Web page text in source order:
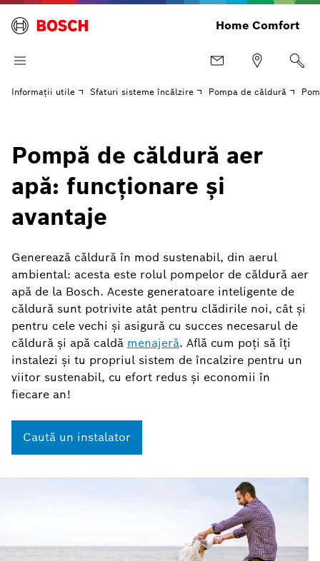
Home Comfort
Informaţii utile Sfaturi sisteme încălzire Pompa de căldură
Pompă de căldură aer
apă: funcționare și
avantaje
Generează căldură în mod sustenabil, din aerul
ambiental: acesta este rolul pompelor de căldură aer
apă de la Bosch. Aceste generatoare inteligente de
căldură sunt potrivite atât pentru clădirile noi, cât și
pentru cele vechi și asigură cu succes necesarul de
căldură și apă caldă menajeră. Află cum poți să îți
instalezi și tu propriul sistem de încalzire pentru un
viitor sustenabil, cu efort redus și economii în
fiecare an!
Caută un instalator